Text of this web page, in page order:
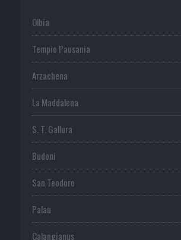
Olbia
Tempio Pausania
Arzachena
La Maddalena
S. T. Gallura
Budoni
San Teodoro
Palau
Calangianus